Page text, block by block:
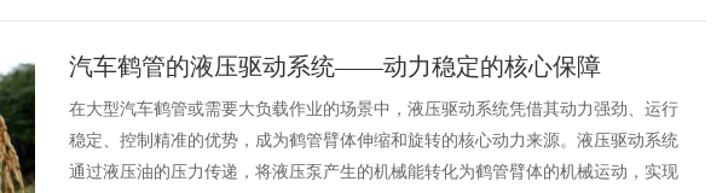
汽车鹤管的液压驱动系统——动力稳定的核心保障
在大型汽车鹤管或需要大负载作业的场景中，液压驱动系统凭借其动力强劲、运行
稳定、控制精准的优势，成为鹤管臂体伸缩和旋转的核心动力来源。液压驱动系统
通过液压油的压力传递，将液压泵产生的机械能转化为鹤管臂体的机械运动，实现